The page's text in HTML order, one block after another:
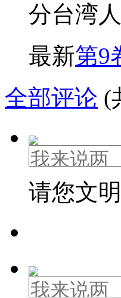
分台湾
最新第9
全部评论 (
请您文